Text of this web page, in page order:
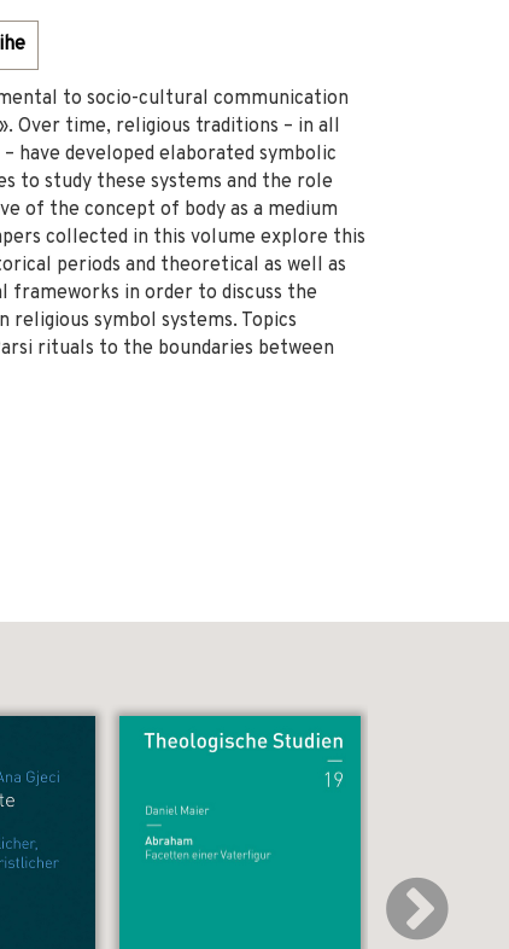
to socio-cultural communication
Over time, religious traditions – in all
have developed elaborated symbolic
to study these systems and the role
of the concept of body as a medium
collected in this volume explore this
periods and theoretical as well as
frameworks in order to discuss the
symbol systems. Topics
rituals to the boundaries between